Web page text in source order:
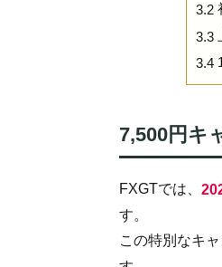
3.2
3.3
3.4
7,500円キ
FXGTでは、
す。
この特別なキャ